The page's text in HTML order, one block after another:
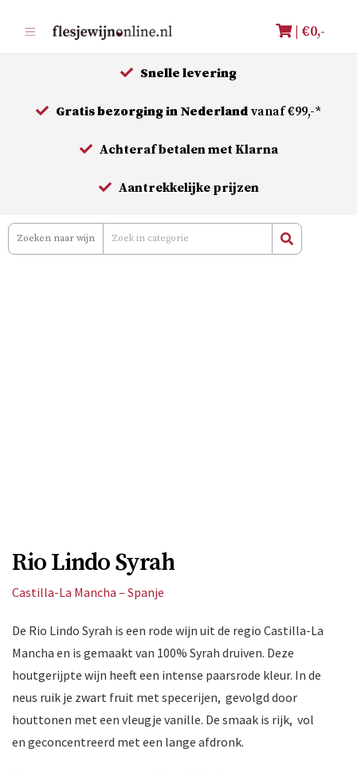
naar
de
| €0,-
Snelle levering
Gratis bezorging in Nederland vanaf €99,-*
Achteraf betalen met Klarna
Aantrekkelijke prijzen
Rio Lindo Syrah
Castilla-La Mancha – Spanje
De Rio Lindo Syrah is een rode wijn uit de regio Castilla-La
Mancha en is gemaakt van 100% Syrah druiven. Deze
houtgerijpte wijn heeft een intense paarsrode kleur. In de
neus ruik je zwart fruit met specerijen, gevolgd door
houttonen met een vleugje vanille. De smaak is rijk, vol
en geconcentreerd met een lange afdronk.